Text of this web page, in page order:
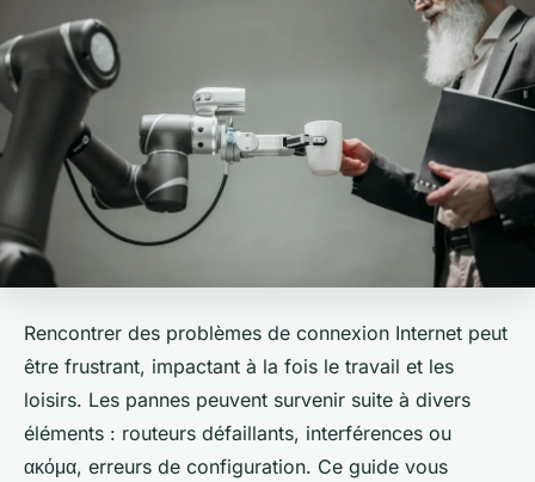
Rencontrer des problèmes de connexion Internet peut
être frustrant, impactant à la fois le travail et les
loisirs. Les pannes peuvent survenir suite à divers
éléments : routeurs défaillants, interférences ou
ακόμα, erreurs de configuration. Ce guide vous